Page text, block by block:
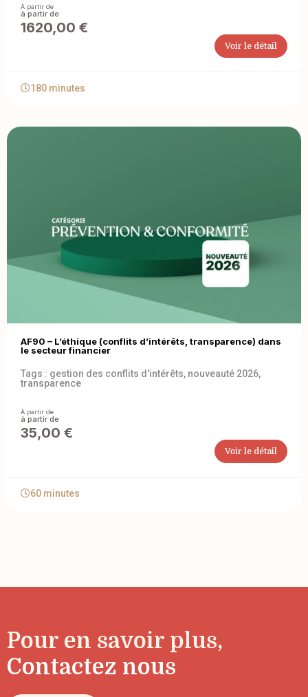
À partir de
1620,00 €
Voir le détail
180 minutes
AF90 – L’éthique (conflits d’intérêts, transparence) dans
le secteur financier
Tags : gestion des conflits d'intérêts, nouveauté 2026,
transparence
À partir de
35,00 €
Voir le détail
60 minutes
Pour en savoir plus,
Contactez nous